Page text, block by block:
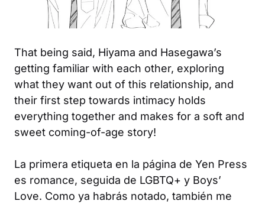
That being said, Hiyama and Hasegawa’s
getting familiar with each other, exploring
what they want out of this relationship, and
their first step towards intimacy holds
everything together and makes for a soft and
sweet coming-of-age story!
La primera etiqueta en la página de Yen Press
es romance, seguida de LGBTQ+ y Boys’
Love. Como ya habrás notado, también me